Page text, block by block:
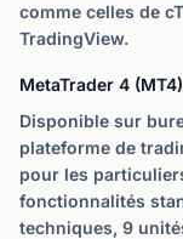
comme celles de
TradingView.
MetaTrader 4 (MT4)
Disponible sur
plateforme de
pour les
fonctionnalités
techniques, 9